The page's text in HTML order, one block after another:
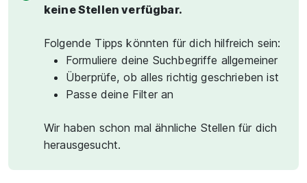
keine Stellen verfügbar.
Folgende Tipps könnten für dich hilfreich sein:
Formuliere deine Suchbegriffe allgemeiner
Überprüfe, ob alles richtig geschrieben ist
Passe deine Filter an
Wir haben schon mal ähnliche Stellen für dich
herausgesucht.